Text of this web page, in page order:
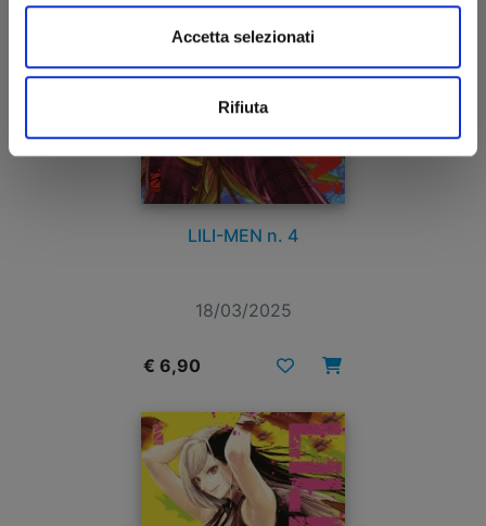
Accetta selezionati
Rifiuta
LILI-MEN n. 4
18/03/2025
€ 6,90